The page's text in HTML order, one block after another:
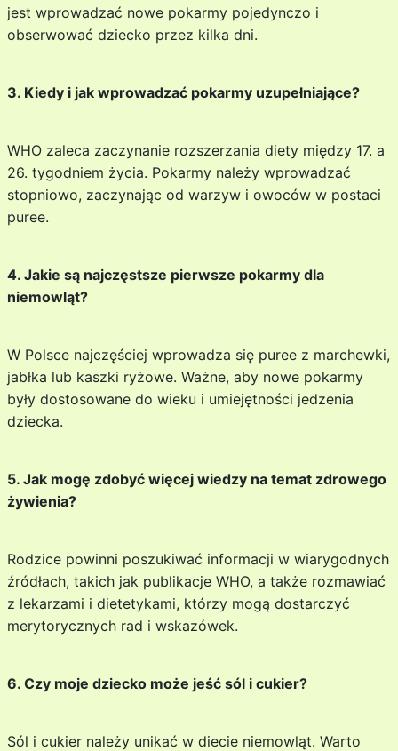
jest wprowadzać nowe pokarmy pojedynczo i
obserwować dziecko przez kilka dni.
3. Kiedy i jak wprowadzać pokarmy uzupełniające?
WHO zaleca zaczynanie rozszerzania diety między 17. a
26. tygodniem życia. Pokarmy należy wprowadzać
stopniowo, zaczynając od warzyw i owoców w postaci
puree.
4. Jakie są najczęstsze pierwsze pokarmy dla
niemowląt?
W Polsce najczęściej wprowadza się puree z marchewki,
jabłka lub kaszki ryżowe. Ważne, aby nowe pokarmy
były dostosowane do wieku i umiejętności jedzenia
dziecka.
5. Jak mogę zdobyć więcej wiedzy na temat zdrowego
żywienia?
Rodzice powinni poszukiwać informacji w wiarygodnych
źródłach, takich jak publikacje WHO, a także rozmawiać
z lekarzami i dietetykami, którzy mogą dostarczyć
merytorycznych rad i wskazówek.
6. Czy moje dziecko może jeść sól i cukier?
Sól i cukier należy unikać w diecie niemowląt. Warto